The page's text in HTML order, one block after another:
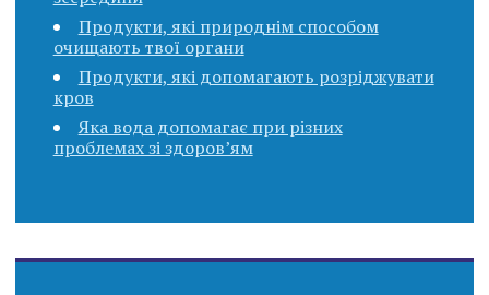
Продукти, які природнім способом
очищають твої органи
Продукти, які допомагають розріджувати
кров
Яка вода допомагає при різних
проблемах зі здоров’ям